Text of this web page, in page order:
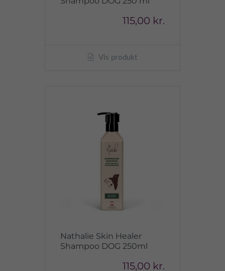
115,00 kr.
Vis produkt
Nathalie Skin Healer
Shampoo DOG 250ml
115,00 kr.